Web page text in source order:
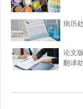
病历
论文
翻译